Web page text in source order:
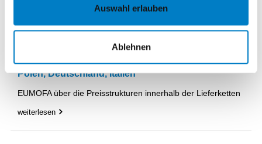
Auswahl erlauben
Ablehnen
Fallstudie Portionsforellen in der EU, Vergleich
Polen, Deutschland, Italien
EUMOFA über die Preisstrukturen innerhalb der Lieferketten
weiterlesen